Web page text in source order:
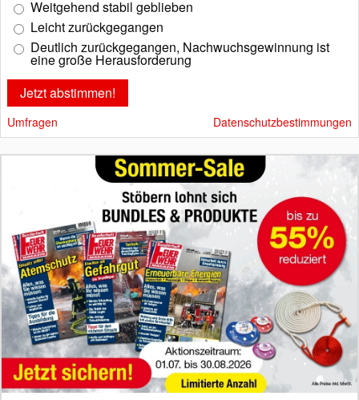
Weitgehend stabil geblieben
Leicht zurückgegangen
Deutlich zurückgegangen, Nachwuchsgewinnung ist
eine große Herausforderung
Umfragen Datenschutzbestimmungen